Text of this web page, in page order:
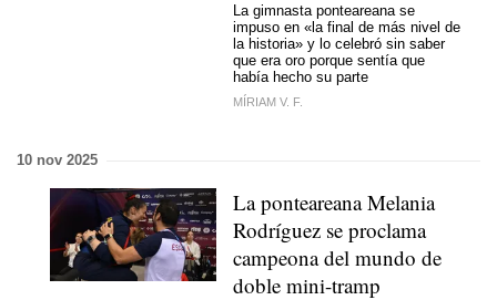
La gimnasta ponteareana se
impuso en «la final de más nivel de
la historia» y lo celebró sin saber
que era oro porque sentía que
había hecho su parte
MÍRIAM V. F.
10 nov 2025
La ponteareana Melania
Rodríguez se proclama
campeona del mundo de
doble mini-tramp